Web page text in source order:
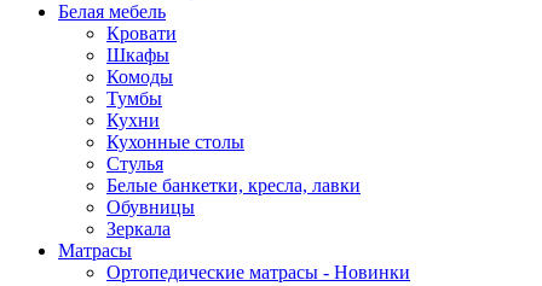
Белая мебель
Кровати
Шкафы
Комоды
Тумбы
Кухни
Кухонные столы
Стулья
Белые банкетки, кресла, лавки
Обувницы
Зеркала
Матрасы
Ортопедические матрасы - Новинки